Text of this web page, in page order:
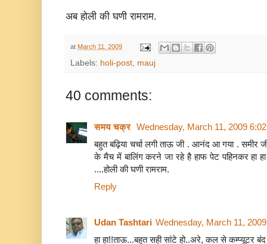
अब होली की घणी रामराम.
at March 11, 2009
Labels: holi-post mauj
40 comments:
समय चक्र Wednesday, March 11, 2009
बहुत बढ़िया चर्चा लगी ताऊ जी . आनंद आ गया . समीर
के मैच में बालिंग करने जा रहे है हाफ पेट पहिनकर हा हा
....होली की घणी रामराम.
Reply
Udan Tashtari Wednesday, March 11,
हा हा!!ताऊ...बहुत सही सांटे हो..अरे, कल से कम्प्यूटर बंद